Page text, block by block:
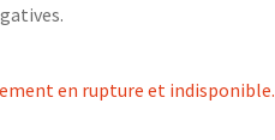
en rupture et indisponible.